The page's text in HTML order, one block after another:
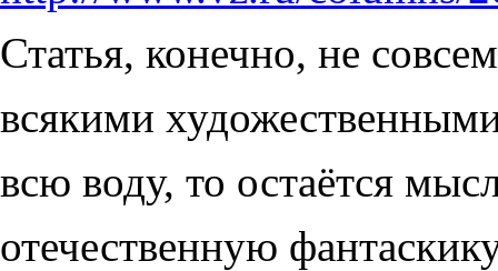
Статья, конечно, не
всякими
всю воду, то остаётся
отечественную